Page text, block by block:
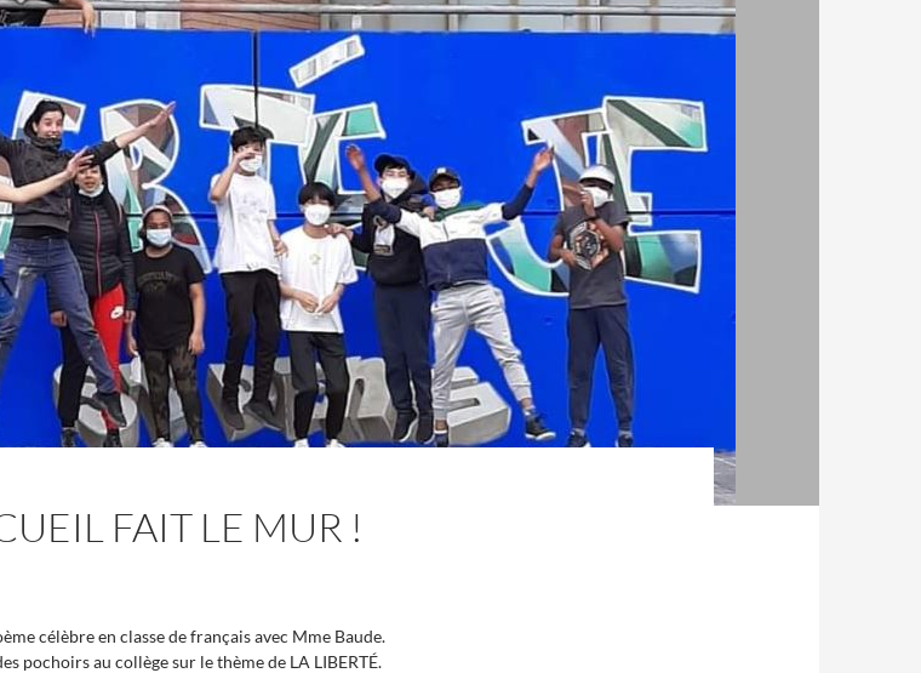
FAIT LE MUR !
célèbre en classe de français avec Mme Baude.
pochoirs au collège sur le thème de LA LIBERTÉ.